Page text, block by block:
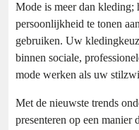
Mode is meer dan kleding;
persoonlijkheid te tonen
gebruiken. Uw
binnen sociale,
mode werken als uw
Met de nieuwste trends
presenteren op een manier